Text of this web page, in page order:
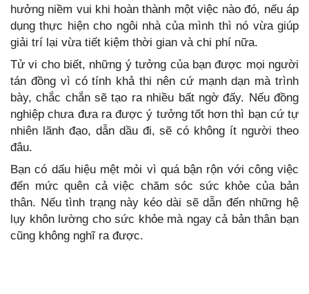
hưởng niềm vui khi hoàn thành một việc nào đó, nếu áp
dụng thực hiện cho ngôi nhà của mình thì nó vừa giúp
giải trí lại vừa tiết kiệm thời gian và chi phí nữa.
Tử vi cho biết, những ý tưởng của bạn được mọi người
tán đồng vì có tính khả thi nên cứ mạnh dạn mà trình
bày, chắc chắn sẽ tạo ra nhiều bất ngờ đấy. Nếu đồng
nghiệp chưa đưa ra được ý tưởng tốt hơn thì bạn cứ tự
nhiên lãnh đạo, dẫn dầu đi, sẽ có không ít người theo
đâu.
Bạn có dấu hiệu mệt mỏi vì quá bận rộn với công việc
đến mức quên cả việc chăm sóc sức khỏe của bản
thân. Nếu tình trạng này kéo dài sẽ dẫn đến những hệ
lụy khôn lường cho sức khỏe mà ngay cả bản thân bạn
cũng không nghĩ ra được.